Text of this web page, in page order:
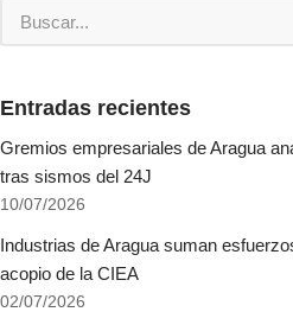
Entradas recientes
Gremios empresariales de Aragua
tras sismos del 24J
10/07/2026
Industrias de Aragua suman
acopio de la CIEA
02/07/2026